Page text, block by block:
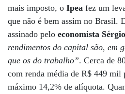
mais imposto, o Ipea fez um
que não é bem assim no Brasil.
assinado pelo economista
rendimentos do capital são, em
que os do trabalho”. Cerca de
com renda média de R$ 449 mil
máximo 14,2% de alíquota.